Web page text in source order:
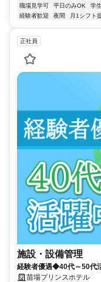
職場見学可
平日のみOK 学
経験者歓迎
夜間 月1シフト
正社員
施設・設備管理
経験者優遇◆40代～50代
苗場プリンスホテル